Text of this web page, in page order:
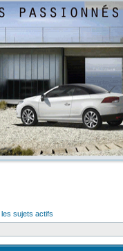
sujets actifs